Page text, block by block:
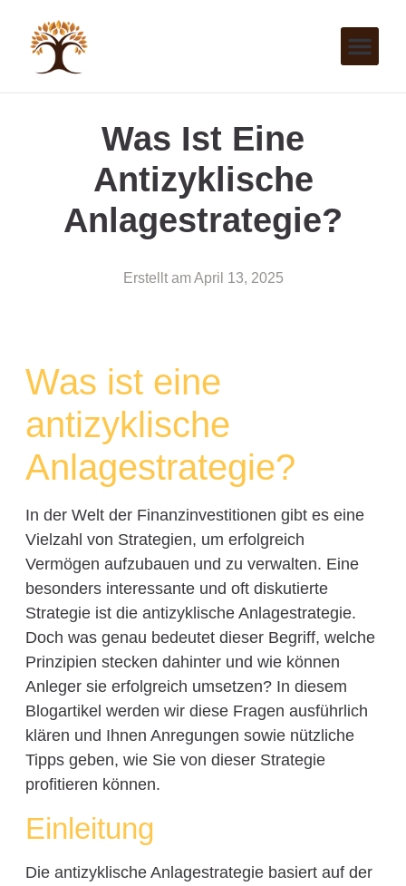
Was Ist Eine
Antizyklische
Anlagestrategie?
Erstellt am April 13, 2025
Was ist eine
antizyklische
Anlagestrategie?
In der Welt der Finanzinvestitionen gibt es eine
Vielzahl von Strategien, um erfolgreich
Vermögen aufzubauen und zu verwalten. Eine
besonders interessante und oft diskutierte
Strategie ist die antizyklische Anlagestrategie.
Doch was genau bedeutet dieser Begriff, welche
Prinzipien stecken dahinter und wie können
Anleger sie erfolgreich umsetzen? In diesem
Blogartikel werden wir diese Fragen ausführlich
klären und Ihnen Anregungen sowie nützliche
Tipps geben, wie Sie von dieser Strategie
profitieren können.
Einleitung
Die antizyklische Anlagestrategie basiert auf der